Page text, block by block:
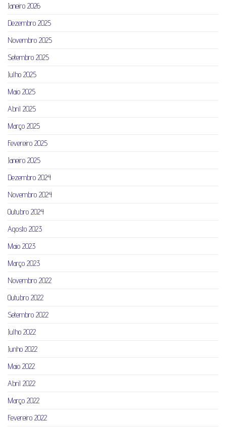
Janeiro 2026
Dezembro 2025
Novembro 2025
Setembro 2025
Julho 2025
Maio 2025
Abril 2025
Março 2025
Fevereiro 2025
Janeiro 2025
Dezembro 2024
Novembro 2024
Outubro 2024
Agosto 2023
Maio 2023
Março 2023
Novembro 2022
Outubro 2022
Setembro 2022
Julho 2022
Junho 2022
Maio 2022
Abril 2022
Março 2022
Fevereiro 2022